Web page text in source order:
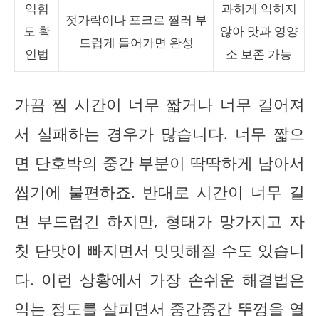
익힘
도 확
인법
젓가락이나 포크로 찔러 부
드럽게 들어가면 완성
과하게 익히지
않아 맛과 영양
소 보존 가능
가끔 찜 시간이 너무 짧거나 너무 길어져
서 실패하는 경우가 많습니다. 너무 짧으
면 단호박의 중간 부분이 딱딱하게 남아서
씹기에 불편하죠. 반대로 시간이 너무 길
면 부드럽긴 하지만, 형태가 망가지고 자
칫 단맛이 빠지면서 밋밋해질 수도 있습니
다. 이런 상황에서 가장 손쉬운 해결법은
익는 정도를 살피면서 중간중간 뚜껑을 열